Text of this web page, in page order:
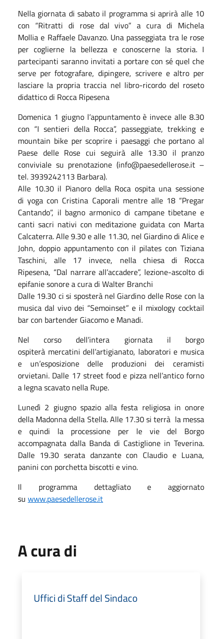
Nella giornata di sabato il programma si aprirà alle 10
con “Ritratti di rose dal vivo” a cura di Michela
Mollia e Raffaele Davanzo. Una passeggiata tra le rose
per coglierne la bellezza e conoscerne la storia. I
partecipanti saranno invitati a portare con sé quel che
serve per fotografare, dipingere, scrivere e altro per
lasciare la propria traccia nel libro-ricordo del roseto
didattico di Rocca Ripesena
Domenica 1 giugno l’appuntamento è invece alle 8.30
con “I sentieri della Rocca”, passeggiate, trekking e
mountain bike per scoprire i paesaggi che portano al
Paese delle Rose cui seguirà alle 13.30 il pranzo
conviviale su prenotazione (info@paesedellerose.it –
tel. 3939242113 Barbara).
Alle 10.30 il Pianoro della Roca ospita una sessione
di yoga con Cristina Caporali mentre alle 18 “Pregar
Cantando”, il bagno armonico di campane tibetane e
canti sacri nativi con meditazione guidata con Marta
Calcaterra. Alle 9.30 e alle 11.30, nel Giardino di Alice e
John, doppio appuntamento con il pilates con Tiziana
Taschini, alle 17 invece, nella chiesa di Rocca
Ripesena, “Dal narrare all’accadere”, lezione-ascolto di
epifanie sonore a cura di Walter Branchi
Dalle 19.30 ci si sposterà nel Giardino delle Rose con la
musica dal vivo dei “Semoinset” e il mixology cocktail
bar con bartender Giacomo e Manadi.
Nel corso dell’intera giornata il borgo
ospiterà mercatini dell’artigianato, laboratori e musica
e un’esposizione delle produzioni dei ceramisti
orvietani. Dalle 17 street food e pizza nell’antico forno
a legna scavato nella Rupe.
Lunedì 2 giugno spazio alla festa religiosa in onore
della Madonna della Stella. Alle 17.30 si terrà la messa
e quindi la processione per le vie del Borgo
accompagnata dalla Banda di Castiglione in Teverina.
Dalle 19.30 serata danzante con Claudio e Luana,
panini con porchetta biscotti e vino.
Il programma dettagliato e aggiornato
su www.paesedellerose.it
A cura di
Uffici di Staff del Sindaco